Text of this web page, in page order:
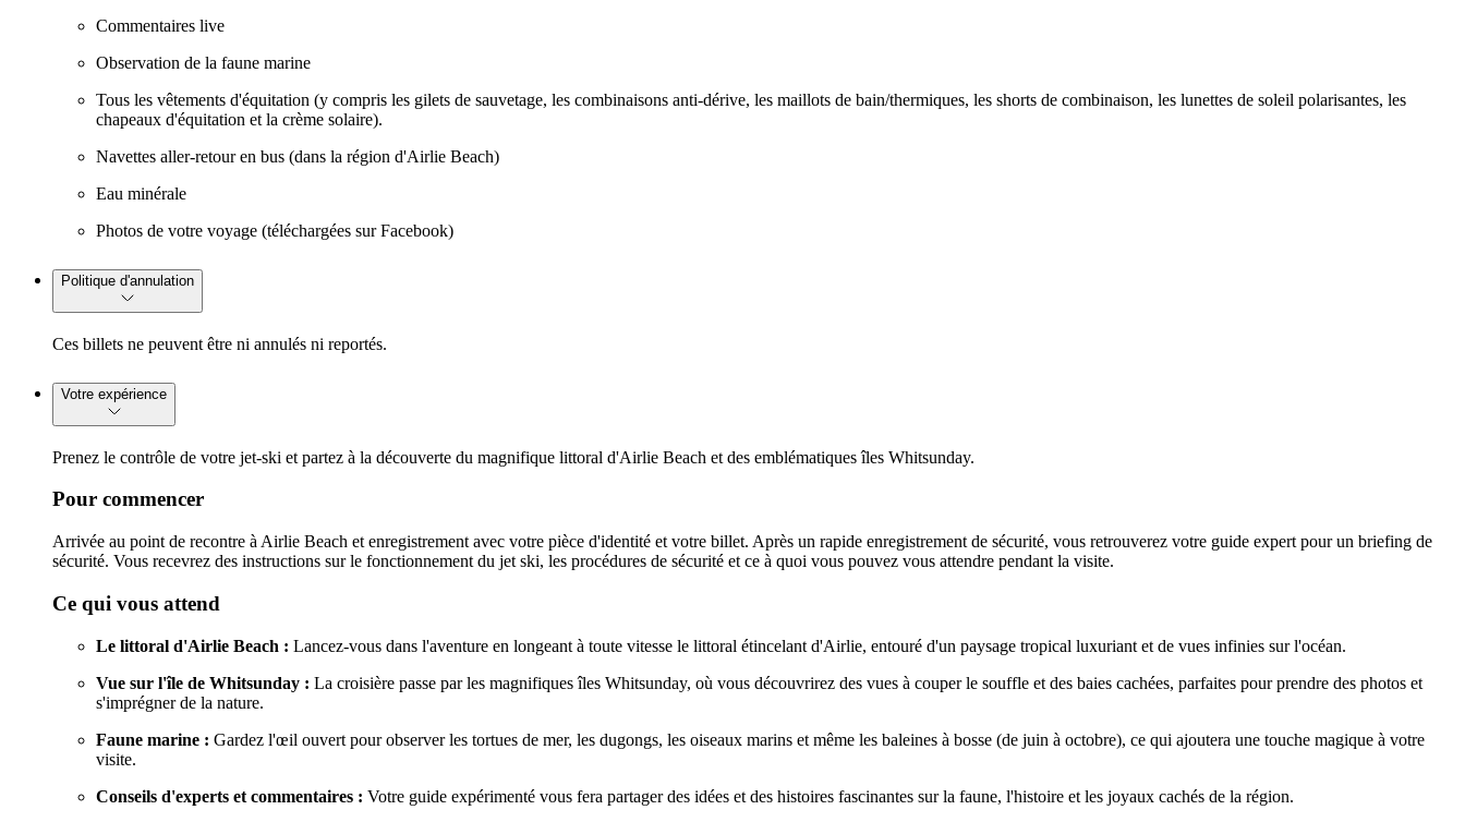
Commentaires live
Observation de la faune marine
Tous les vêtements d'équitation (y compris les gilets de sauvetage, les combinaisons anti-dérive, les maillots de bain/thermiques, les shorts de combinaison, les lunettes de soleil polarisantes, les
chapeaux d'équitation et la crème solaire).
Navettes aller-retour en bus (dans la région d'Airlie Beach)
Eau minérale
Photos de votre voyage (téléchargées sur Facebook)
Politique d'annulation
Ces billets ne peuvent être ni annulés ni reportés.
Votre expérience
Prenez le contrôle de votre jet-ski et partez à la découverte du magnifique littoral d'Airlie Beach et des emblématiques îles Whitsunday.
Pour commencer
Arrivée au point de recontre à Airlie Beach et enregistrement avec votre pièce d'identité et votre billet. Après un rapide enregistrement de sécurité, vous retrouverez votre guide expert pour un briefing de
sécurité. Vous recevrez des instructions sur le fonctionnement du jet ski, les procédures de sécurité et ce à quoi vous pouvez vous attendre pendant la visite.
Ce qui vous attend
Le littoral d'Airlie Beach : Lancez-vous dans l'aventure en longeant à toute vitesse le littoral étincelant d'Airlie, entouré d'un paysage tropical luxuriant et de vues infinies sur l'océan.
Vue sur l'île de Whitsunday : La croisière passe par les magnifiques îles Whitsunday, où vous découvrirez des vues à couper le souffle et des baies cachées, parfaites pour prendre des photos et
s'imprégner de la nature.
Faune marine : Gardez l'œil ouvert pour observer les tortues de mer, les dugongs, les oiseaux marins et même les baleines à bosse (de juin à octobre), ce qui ajoutera une touche magique à votre
visite.
Conseils d'experts et commentaires : Votre guide expérimenté vous fera partager des idées et des histoires fascinantes sur la faune, l'histoire et les joyaux cachés de la région.